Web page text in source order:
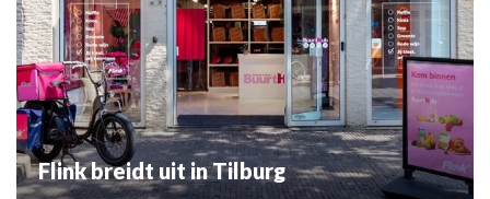
Flink breidt uit in Tilburg